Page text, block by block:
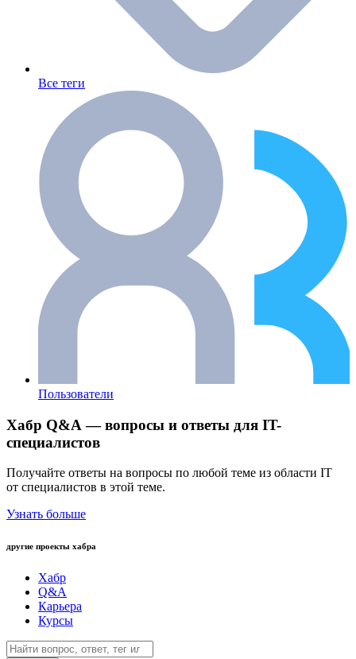
Все теги
Пользователи
Хабр Q&A — вопросы и ответы для IT-
специалистов
Получайте ответы на вопросы по любой теме из области IT
от специалистов в этой теме.
Узнать больше
другие проекты хабра
Хабр
Q&A
Карьера
Курсы